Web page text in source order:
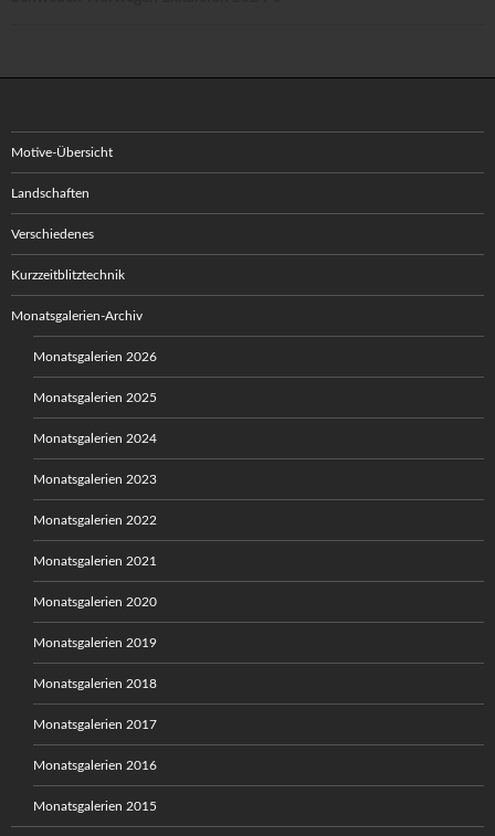
Motive-Übersicht
Landschaften
Verschiedenes
Kurzzeitblitztechnik
Monatsgalerien-Archiv
Monatsgalerien 2026
Monatsgalerien 2025
Monatsgalerien 2024
Monatsgalerien 2023
Monatsgalerien 2022
Monatsgalerien 2021
Monatsgalerien 2020
Monatsgalerien 2019
Monatsgalerien 2018
Monatsgalerien 2017
Monatsgalerien 2016
Monatsgalerien 2015